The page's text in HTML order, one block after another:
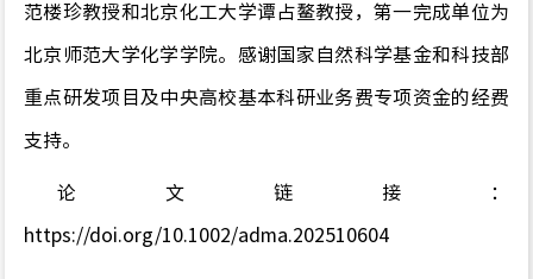
范楼珍教授和北京化工大学谭占鳌教授，第一完成单位为
北京师范大学化学学院。感谢国家自然科学基金和科技部
重点研发项目及中央高校基本科研业务费专项资金的经费
支持。
论文链接：
https://doi.org/10.1002/adma.202510604